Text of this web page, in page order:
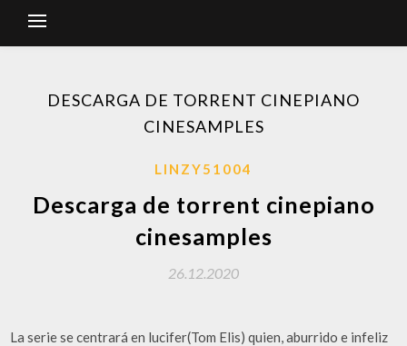
DESCARGA DE TORRENT CINEPIANO
CINESAMPLES
LINZY51004
Descarga de torrent cinepiano
cinesamples
26.12.2020
La serie se centrará en lucifer(Tom Elis) quien, aburrido e infeliz